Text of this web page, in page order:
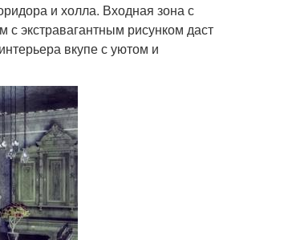
и холла. Входная зона с
экстравагантным рисунком даст
вкупе с уютом и